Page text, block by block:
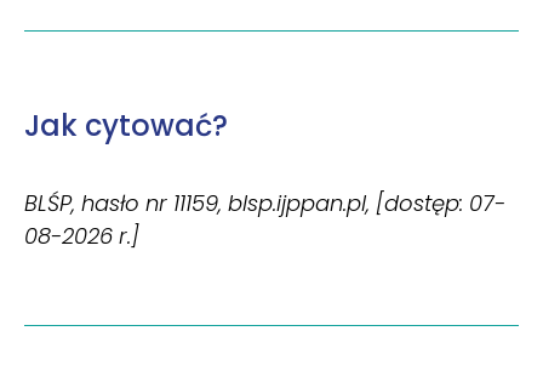
Jak cytować?
BLŚP, hasło nr 11159, blsp.ijppan.pl, [dostęp: 07-
08-2026 r.]